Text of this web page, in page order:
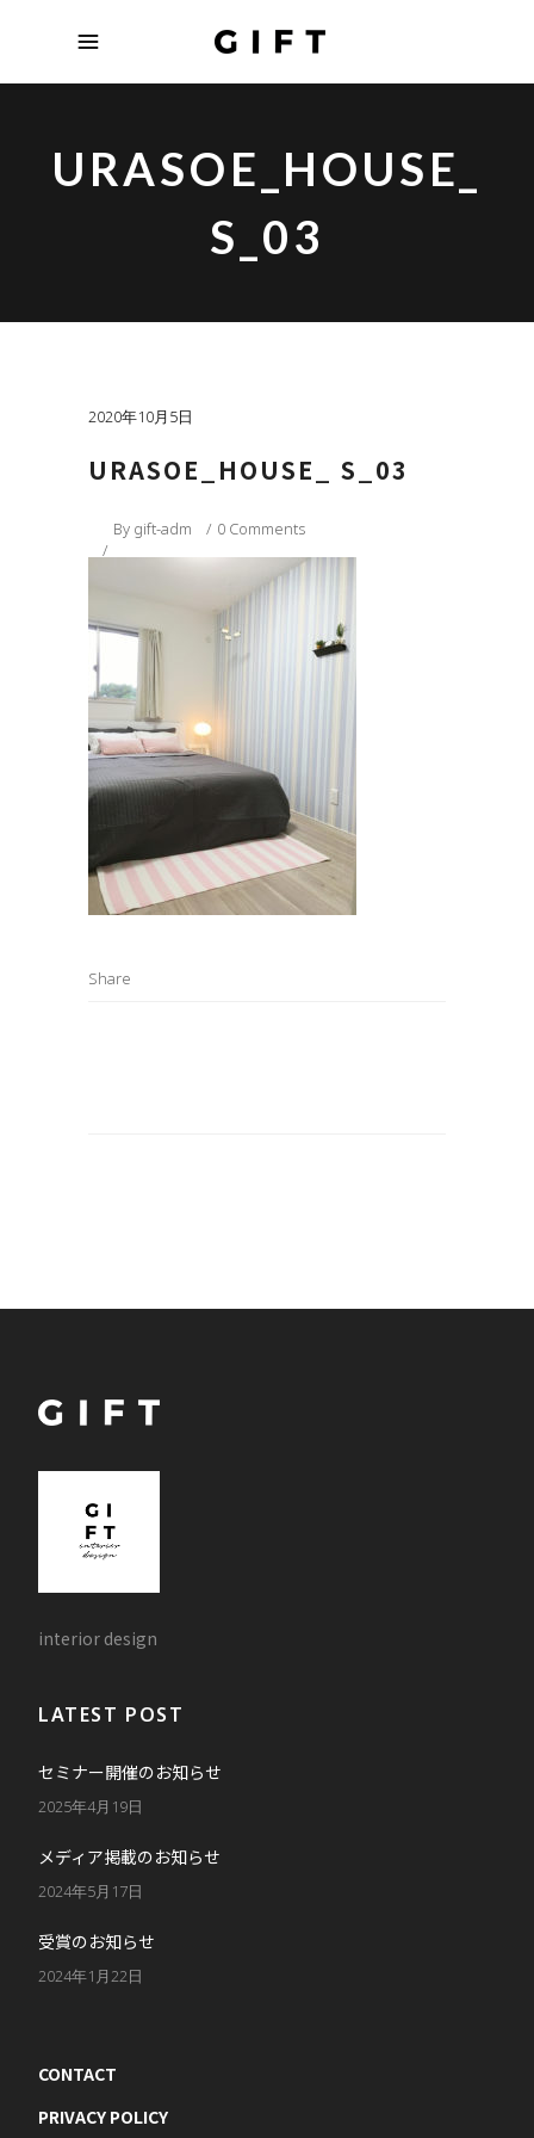
URASOE_HOUSE_
S_03
2020年10月5日
URASOE_HOUSE_ S_03
By gift-adm 0 Comments
Share
interior design
LATEST POST
セミナー開催のお知らせ
2025年4月19日
メディア掲載のお知らせ
2024年5月17日
受賞のお知らせ
2024年1月22日
CONTACT
PRIVACY POLICY